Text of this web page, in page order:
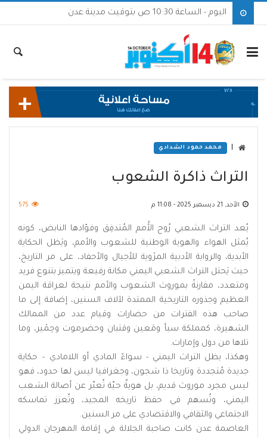
اليوم - الساعة 10:30 ص بتوقيت مدينة عدن
محمد حمود الشدادي
التراث ذاكرة الشعوب
الأحد, 21 ديسمبر 2025 - 11:08 م 575
يُعد التراث الشعبي رُوح الأُمم المُتدفِق وفؤادها النابض، كونه
يُمثل الهواء والهوية الوطنية للشعوب والأمم، ويَظل الحكاية
الأبدية، والرواية الأدبية المرْوية للأجيال والأحفاد، على مر التاريخ،
حيث يَحتل التراث الشعبي اليمني مكانة رفيعة ويتميز بتنوع فريد
ومتعدد، مقارنةً بموروث الشعوب والأمم نتيجة لعراقة اليمن
العظيم وجذوره التاريخية الممتدة لآلاف السنين، إضافة إلى ما
صاحب هذه الفترات من حضارات وقيام عدد من الممالك
الشهيرة، كمملكة سبأ ومَعين وقتبان وحضرموت وحِمْير، وما
تلاها من دول وإمارات.
وهكذا، يظل التراث اليمني - سواءً المادي أو اللامادي – حكاية
جديدة مُتجددة وتاريخا ذا شجون، وجغرافيا ليس لها حدود، فهو
ليس مجرد موروث قديم، بل هويةٌ حيّة تُعبّر عن أصالة الشعب
اليمني، وتُسهم في حفظ تاريخه المجيد، وتُعزز تماسكه
الاجتماعي والثقافي والاقتصادي على مر السنين.
العاصمة عدن كانت صاحبة الجلالة في إقامة المهرجان الدولي